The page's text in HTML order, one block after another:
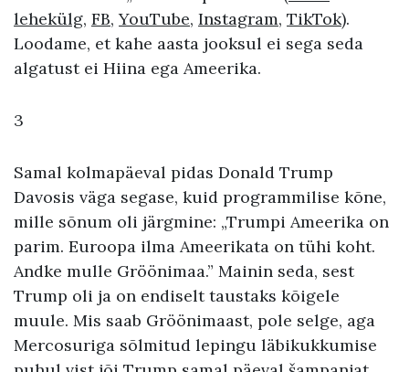
lehekülg, FB,YouTube, Instagram, TikTok).
Loodame, et kahe aasta jooksul ei sega seda
algatust ei Hiina ega Ameerika.
3
Samal kolmapäeval pidas Donald Trump
Davosis väga segase, kuid programmilise kõne,
mille sõnum oli järgmine: „Trumpi Ameerika on
parim. Euroopa ilma Ameerikata on tühi koht.
Andke mulle Gröönimaa.” Mainin seda, sest
Trump oli ja on endiselt taustaks kõigele
muule. Mis saab Gröönimaast, pole selge, aga
Mercosuriga sõlmitud lepingu läbikukkumise